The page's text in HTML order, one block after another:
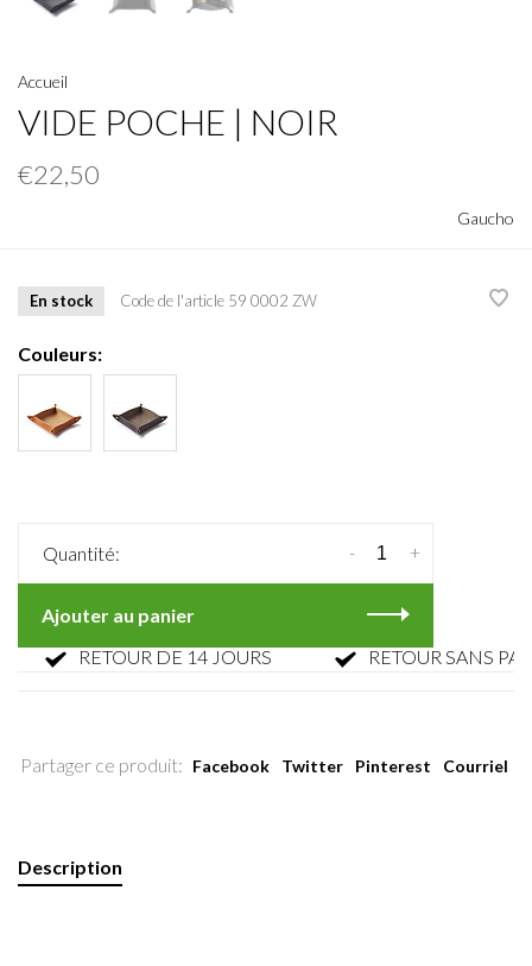
Accueil
VIDE POCHE | NOIR
€22,50
Gaucho
En stock Code de l'article 59 0002 ZW
Couleurs:
Quantité: +
-
Ajouter au panier
RETOUR DE 14 JOURS
RETOUR SANS
Partager ce produit: Facebook Twitter Pinterest Courriel
Description